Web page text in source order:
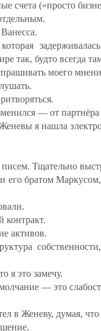
счета («просто
так, будто всегда
моего
— от
я нашла
Тщательно
братом
активов.
я это замечу.
— это
в Женеву, думая, что